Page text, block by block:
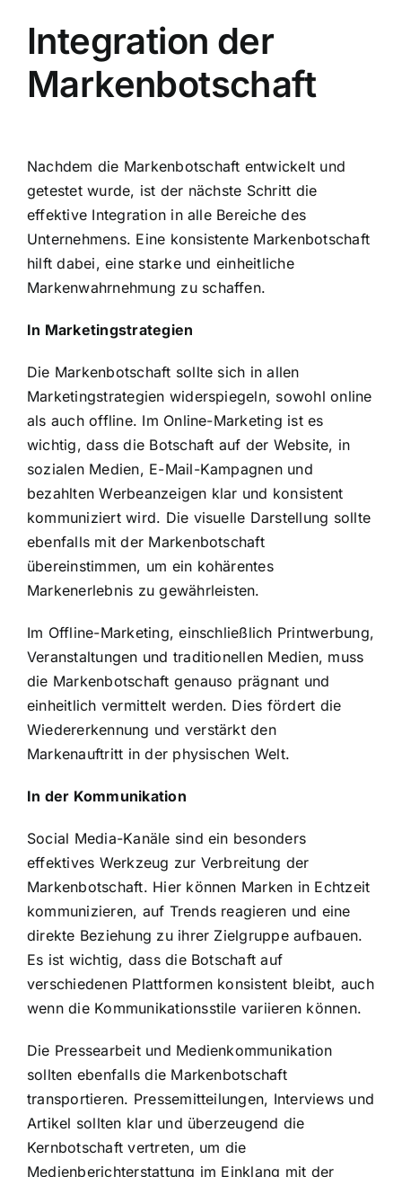
Integration der
Markenbotschaft
Nachdem die Markenbotschaft entwickelt und
getestet wurde, ist der nächste Schritt die
effektive Integration in alle Bereiche des
Unternehmens. Eine konsistente Markenbotschaft
hilft dabei, eine starke und einheitliche
Markenwahrnehmung zu schaffen.
In Marketingstrategien
Die Markenbotschaft sollte sich in allen
Marketingstrategien widerspiegeln, sowohl online
als auch offline. Im Online-Marketing ist es
wichtig, dass die Botschaft auf der Website, in
sozialen Medien, E-Mail-Kampagnen und
bezahlten Werbeanzeigen klar und konsistent
kommuniziert wird. Die visuelle Darstellung sollte
ebenfalls mit der Markenbotschaft
übereinstimmen, um ein kohärentes
Markenerlebnis zu gewährleisten.
Im Offline-Marketing, einschließlich Printwerbung,
Veranstaltungen und traditionellen Medien, muss
die Markenbotschaft genauso prägnant und
einheitlich vermittelt werden. Dies fördert die
Wiedererkennung und verstärkt den
Markenauftritt in der physischen Welt.
In der Kommunikation
Social Media-Kanäle sind ein besonders
effektives Werkzeug zur Verbreitung der
Markenbotschaft. Hier können Marken in Echtzeit
kommunizieren, auf Trends reagieren und eine
direkte Beziehung zu ihrer Zielgruppe aufbauen.
Es ist wichtig, dass die Botschaft auf
verschiedenen Plattformen konsistent bleibt, auch
wenn die Kommunikationsstile variieren können.
Die Pressearbeit und Medienkommunikation
sollten ebenfalls die Markenbotschaft
transportieren. Pressemitteilungen, Interviews und
Artikel sollten klar und überzeugend die
Kernbotschaft vertreten, um die
Medienberichterstattung im Einklang mit der